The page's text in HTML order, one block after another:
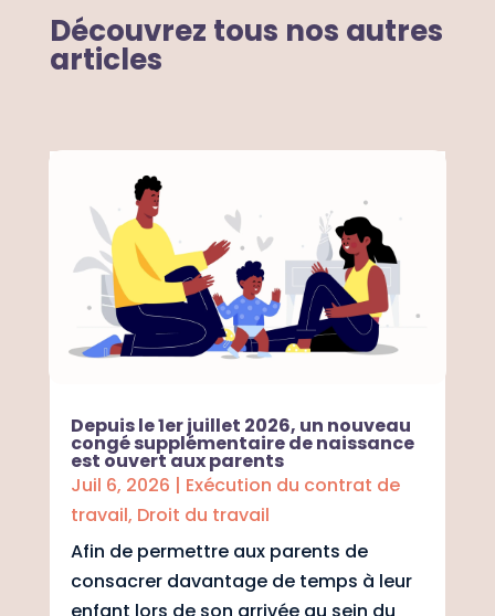
Découvrez tous nos autres
articles
Depuis le 1er juillet 2026, un nouveau
congé supplémentaire de naissance
est ouvert aux parents
Juil 6, 2026 | Exécution du contrat de
travail, Droit du travail
Afin de permettre aux parents de
consacrer davantage de temps à leur